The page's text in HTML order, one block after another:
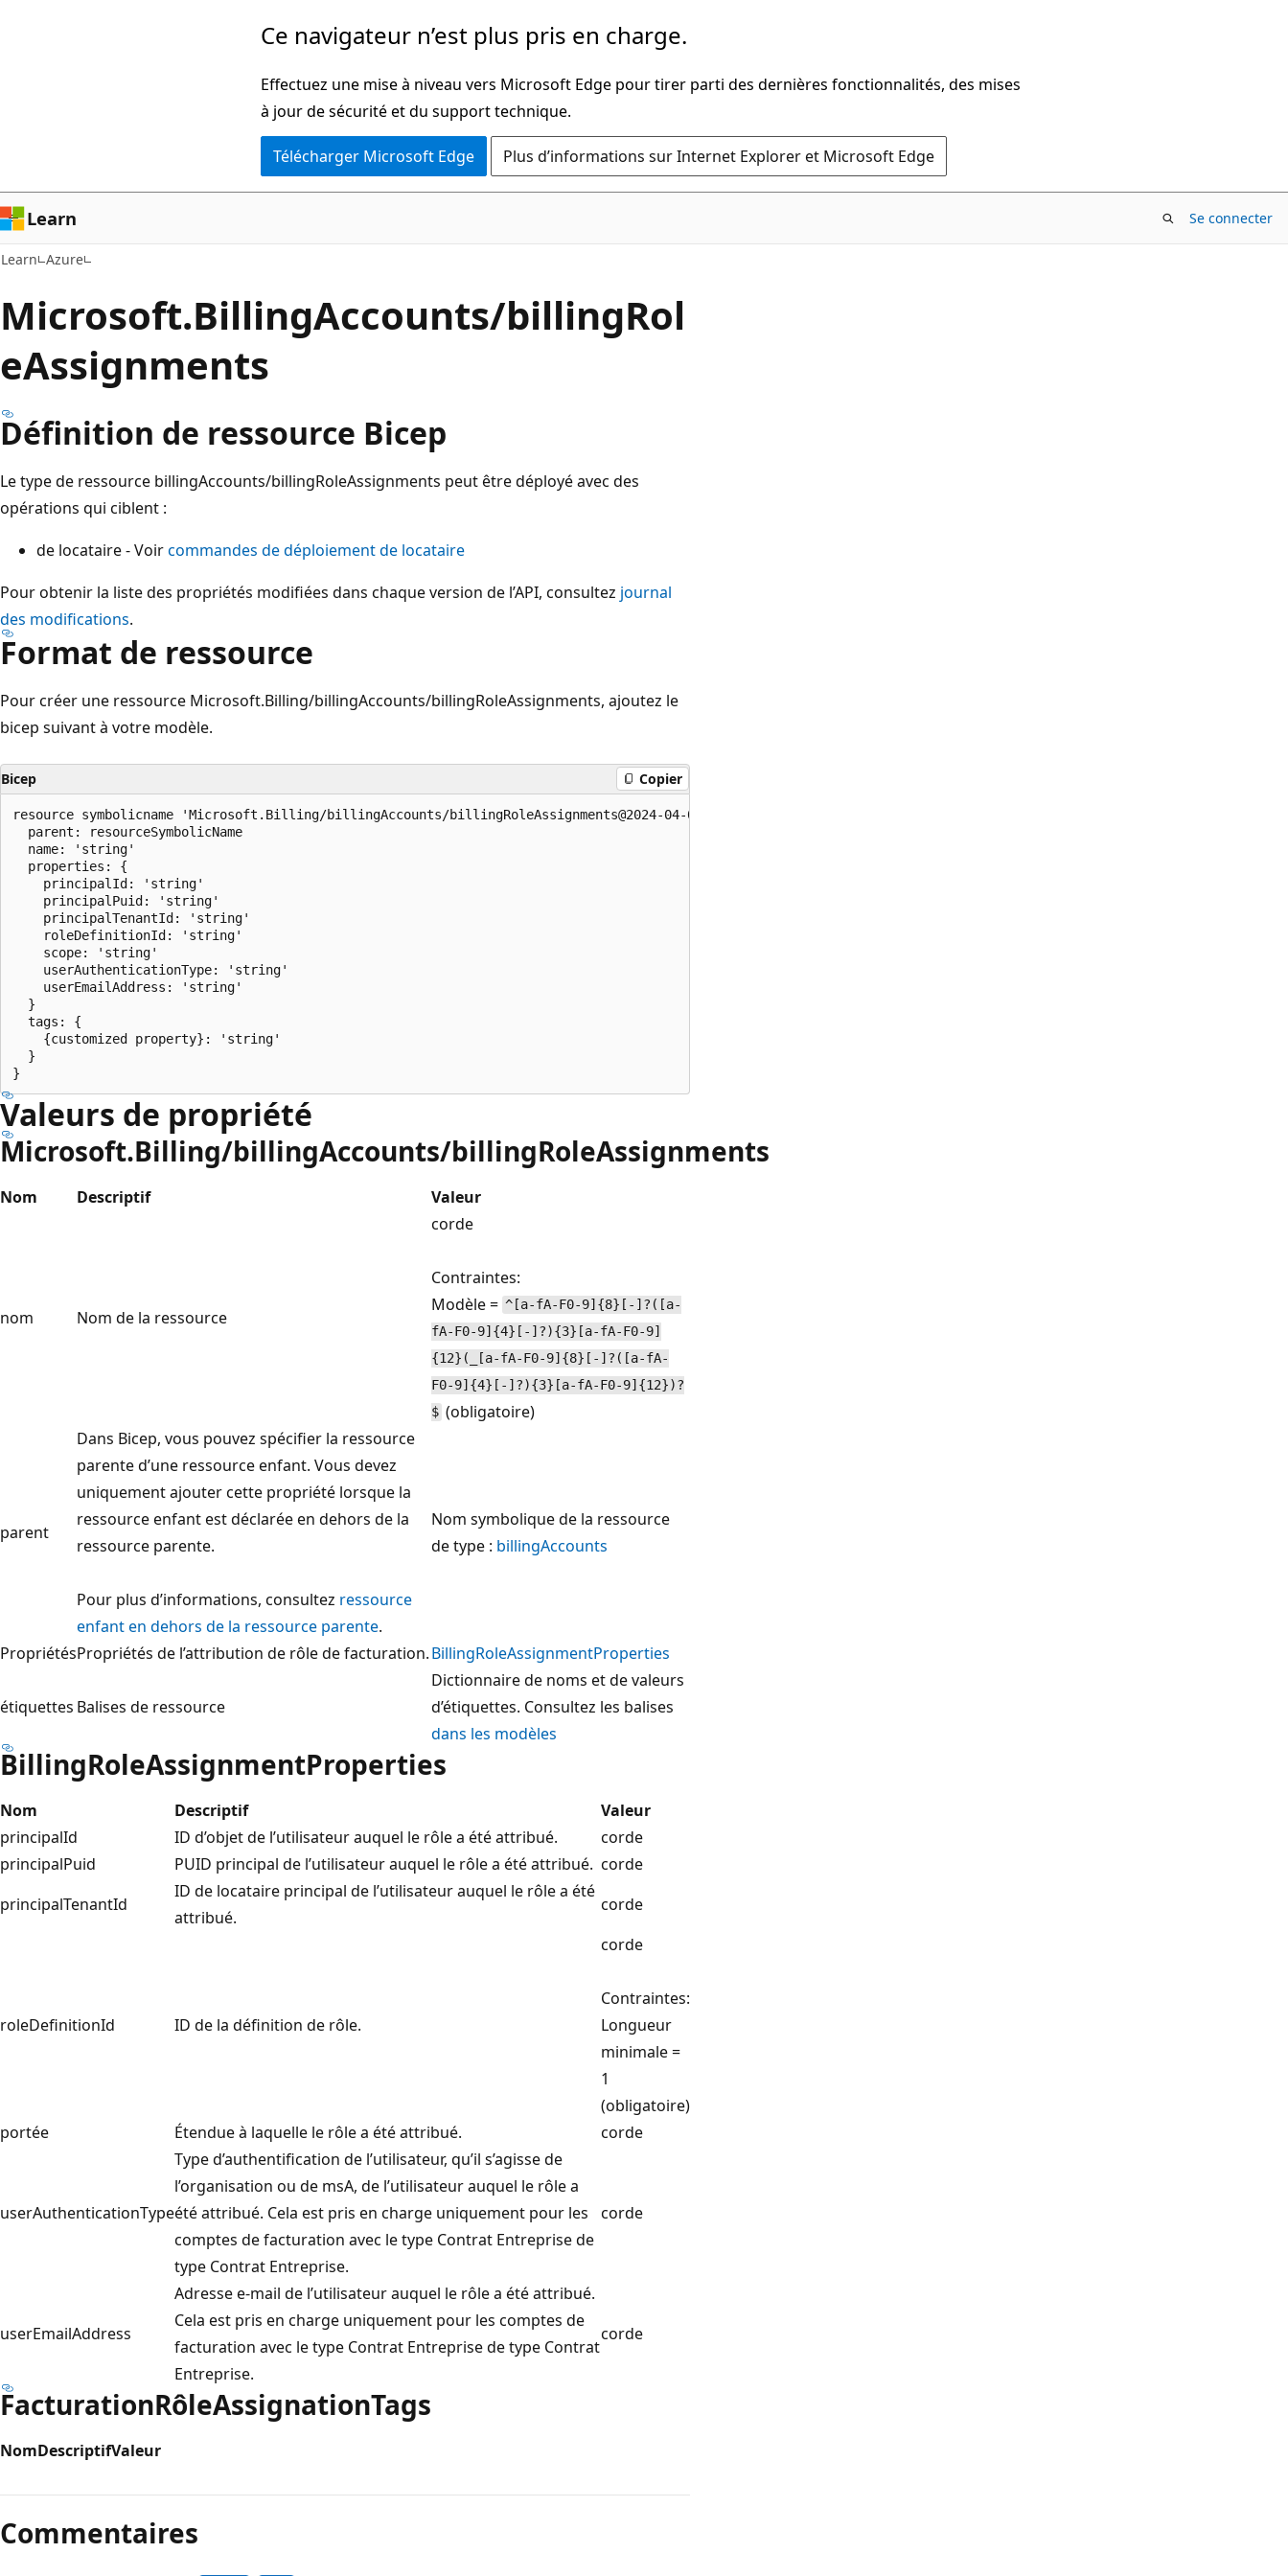
Ce navigateur n’est plus pris en charge.
Effectuez une mise à niveau vers Microsoft Edge pour tirer parti des dernières fonctionnalités, des mises
à jour de sécurité et du support technique.
Télécharger Microsoft Edge Plus d’informations sur Internet Explorer et Microsoft Edge
Learn Se connecter
Learn Azure
Microsoft.BillingAccounts/billingRol
eAssignments
Définition de ressource Bicep
Le type de ressource billingAccounts/billingRoleAssignments peut être déployé avec des
opérations qui ciblent :
de locataire - Voircommandes de déploiement de locataire
Pour obtenir la liste des propriétés modifiées dans chaque version de l’API, consultez journal
des modifications.
Format de ressource
Pour créer une ressource Microsoft.Billing/billingAccounts/billingRoleAssignments, ajoutez le
bicep suivant à votre modèle.
Bicep Copier
resource symbolicname 'Microsoft.Billing/billingAccounts/billingRoleAssignments@2024-04-01' = {
  parent: resourceSymbolicName
  name: 'string'
  properties: {
    principalId: 'string'
    principalPuid: 'string'
    principalTenantId: 'string'
    roleDefinitionId: 'string'
    scope: 'string'
    userAuthenticationType: 'string'
    userEmailAddress: 'string'
  }
  tags: {
    {customized property}: 'string'
  }
Valeurs de propriété
Microsoft.Billing/billingAccounts/billingRoleAssignments
Nom Descriptif Valeur
nom Nom de la ressource
corde
Contraintes:
Modèle = ^[a-fA-F0-9]{8}[-]?([a-
fA-F0-9]{4}[-]?){3}[a-fA-F0-9]
{12}(_[a-fA-F0-9]{8}[-]?([a-fA-
F0-9]{4}[-]?){3}[a-fA-F0-9]{12})?
$ (obligatoire)
parent
Dans Bicep, vous pouvez spécifier la ressource
parente d’une ressource enfant. Vous devez
uniquement ajouter cette propriété lorsque la
ressource enfant est déclarée en dehors de la
ressource parente.
Pour plus d’informations, consultez ressource
enfant en dehors de la ressource parente.
Nom symbolique de la ressource
de type : billingAccounts
PropriétésPropriétés de l’attribution de rôle de facturation.BillingRoleAssignmentProperties
étiquettes Balises de ressource
Dictionnaire de noms et de valeurs
d’étiquettes. Consultez les balises
dans les modèles
BillingRoleAssignmentProperties
Nom Descriptif
Valeur
principalId
ID d’objet de l’utilisateur auquel le rôle a été attribué.
corde
principalPuid
PUID principal de l’utilisateur auquel le rôle a été attribué. corde
principalTenantId
ID de locataire principal de l’utilisateur auquel le rôle a été
attribué.
corde
roleDefinitionId ID de la définition de rôle.
corde
Contraintes:
Longueur
minimale =
1
(obligatoire)
portée
Étendue à laquelle le rôle a été attribué. corde
userAuthenticationType
Type d’authentification de l’utilisateur, qu’il s’agisse de
l’organisation ou de msA, de l’utilisateur auquel le rôle a
été attribué. Cela est pris en charge uniquement pour les
comptes de facturation avec le type Contrat Entreprise de
type Contrat Entreprise.
corde
userEmailAddress
Adresse e-mail de l’utilisateur auquel le rôle a été attribué.
Cela est pris en charge uniquement pour les comptes de
facturation avec le type Contrat Entreprise de type Contrat
Entreprise.
corde
FacturationRôleAssignationTags
NomDescriptifValeur
lecture
désactivé
Commentaires